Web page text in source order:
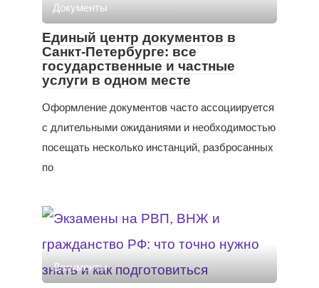
Документы
Единый центр документов в
Санкт-Петербурге: все
государственные и частные
услуги в одном месте
Оформление документов часто ассоциируется
с длительными ожиданиями и необходимостью
посещать несколько инстанций, разбросанных
по
Документы